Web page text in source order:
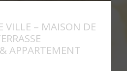
VILLE – MAISON DE
APPARTEMENT